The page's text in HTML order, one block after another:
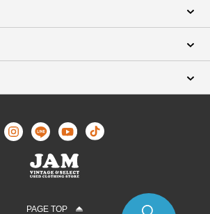
PAGE TOP